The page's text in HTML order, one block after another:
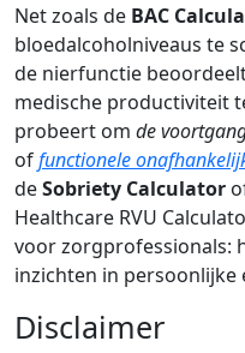
Net zoals de BAC
bloedalcoholniveaus te
de nierfunctie
medische productiviteit
probeert om de
offunctionele
deSobriety Calculator
Healthcare RVU
voor zorgprofessionals:
inzichten in persoonlijke
Disclaimer